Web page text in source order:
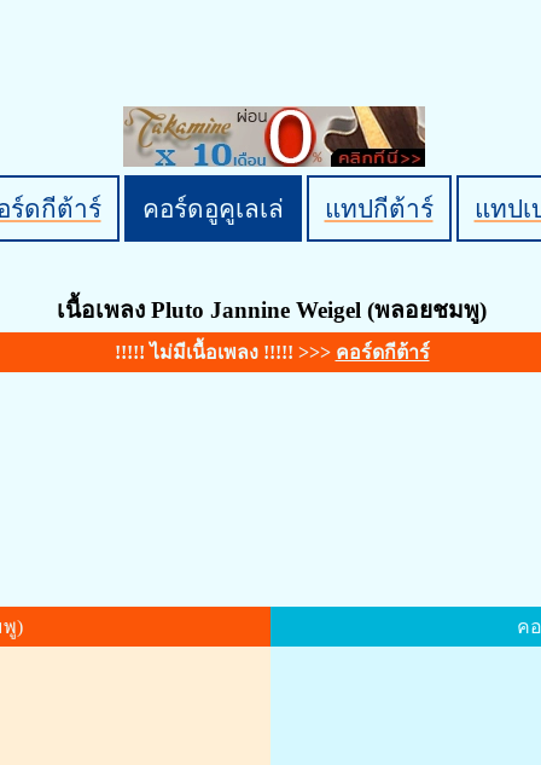
ร์ดกีต้าร์ คอร์ดอูคูเลเล่ แทปกีต้าร์ แทปเ
เนื้อเพลง Pluto Jannine Weigel (พลอยชมพู)
!!!!! ไม่มีเนื้อเพลง !!!!! >>> คอร์ดกีต้าร์
พู) ค